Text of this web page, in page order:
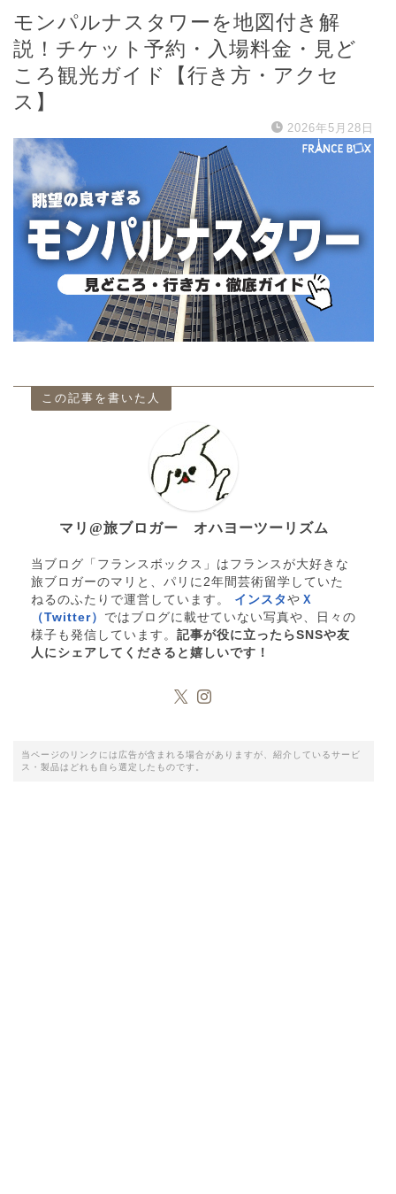
モンパルナスタワーを地図付き解
説！チケット予約・入場料金・見ど
ころ観光ガイド【行き方・アクセ
ス】
2026年5月28日
この記事を書いた人
マリ@旅ブロガー オハヨーツーリズム
当ブログ「フランスボックス」はフランスが大好きな
旅ブロガーのマリと、パリに2年間芸術留学していた
ねるのふたりで運営しています。 インスタ や Ｘ
（Twitter） ではブログに載せていない写真や、日々の
様子も発信しています。 記事が役に立ったらSNSや友
人にシェアしてくださると嬉しいです！
当ページのリンクには広告が含まれる場合がありますが、紹介しているサービ
ス・製品はどれも自ら選定したものです。